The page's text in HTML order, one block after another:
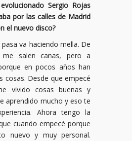
Sergio Rojas
por las calles de Madrid
el nuevo disco?
va haciendo mella. De
salen canas, pero a
en pocos años han
cosas. Desde que empecé
vivido cosas buenas y
aprendido mucho y eso te
Ahora tengo la
cuando empecé porque
nuevo y muy personal.